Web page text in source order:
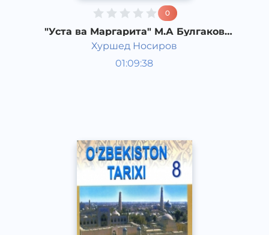
0
"Уста ва Маргарита" М.А Булгаков
(роман) 21-қисм
Хуршед Носиров
01:09:38
Жаҳон адабиёти